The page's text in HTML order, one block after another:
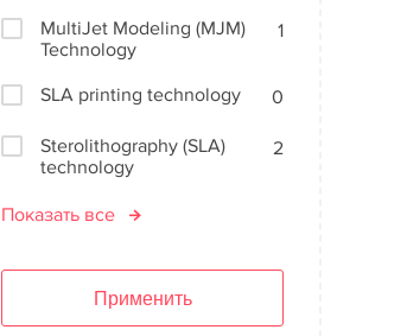
MultiJet Modeling (MJM)
Technology
1
SLA printing technology 0
Sterolithography (SLA)
technology
2
Показать все
Применить